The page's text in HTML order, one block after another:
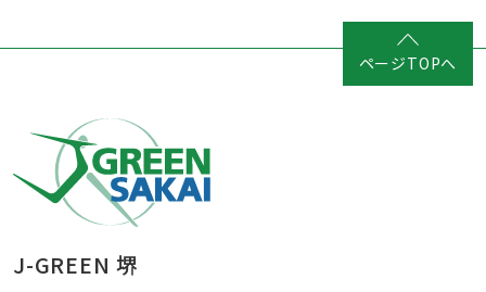
ページTOPへ
J-GREEN 堺